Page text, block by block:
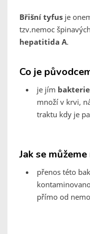
Břišní tyfus je
tzv.nemoc
hepatitida A.
Co je
je jím
množí v krvi,
traktu kdy je
Jak se
přenos této
přímo od